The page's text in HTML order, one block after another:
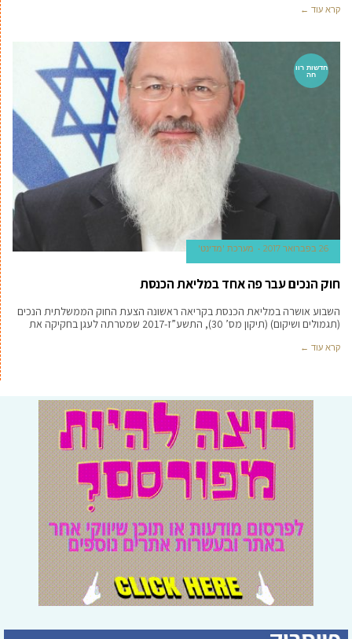
קרא עוד ←
חדשות רוו
חה
26 בפברואר 2017 מערכת 'מדינט'
חוק הנכים עבר פה אחד במליאת הכנסת
השבוע אושרה במליאת הכנסת בקריאה ראשונה הצעת החוק הממשלתית הנכים
(תגמולים ושיקום) (תיקון מס’ 30), התשע”ז-2017 שמטרתה לעגן בחקיקה את
קרא עוד ←